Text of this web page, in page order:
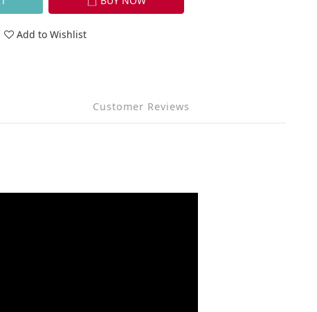
Add to Wishlist
Customer Reviews